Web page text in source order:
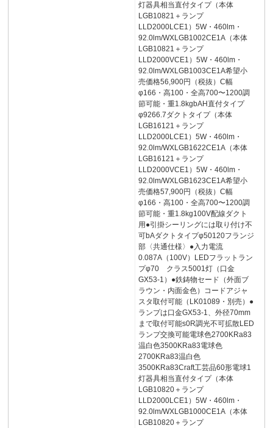
灯器具相当直付タイプ（本体
LGB10821＋ランプ
LLD2000LCE1）5W・460lm・
92.0lm/WXLGB1002CE1A（本体
LGB10821＋ランプ
LLD2000VCE1）5W・460lm・
92.0lm/WXLGB1003CE1A希望小
売価格56,900円（税抜）C幅
φ166・高100・全高700〜1200調
節可能・重1.8kgbAH直付タイプ
φ9266.7ダクトタイプ（本体
LGB16121＋ランプ
LLD2000LCE1）5W・460lm・
92.0lm/WXLGB1622CE1A（本体
LGB16121＋ランプ
LLD2000VCE1）5W・460lm・
92.0lm/WXLGB1623CE1A希望小
売価格57,900円（税抜）C幅
φ166・高100・全高700〜1200調
節可能・重1.8kg100V配線ダクト
用●引掛シーリングには取り付け不
可bAダクトタイプφ50120フランジ
部〈共通仕様〉●入力電流
0.087A（100V）LEDフラットラン
プφ70 クラス5001灯（口金
GX53-1）●鉄鋳物セード（外面ブ
ラウン・内面金色）コードアジャ
スタ取付可能（LK01089・別売）●
ランプは口金GX53-1、外径70mm
まで取付可能s0R調光不可拡散LED
ランプ交換可能電球色2700KRa83
温白色3500KRa83電球色
2700KRa83温白色
3500KRa83Craft工芸品60形電球1
灯器具相当直付タイプ（本体
LGB10820＋ランプ
LLD2000LCE1）5W・460lm・
92.0lm/WXLGB1000CE1A（本体
LGB10820＋ランプ